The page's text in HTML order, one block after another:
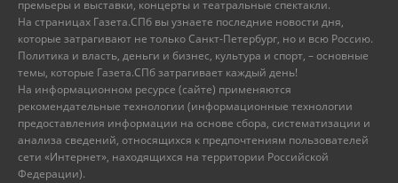
премьеры и выставки, концерты и театральные спектакли.
На страницах Газета.СПб вы узнаете последние новости дня,
которые затрагивают не только Санкт-Петербург, но и всю Россию.
Политика и власть, деньги и бизнес, культура и спорт, – основные
темы, которые Газета.СПб затрагивает каждый день!
На информационном ресурсе (сайте) применяются
рекомендательные технологии (информационные технологии
предоставления информации на основе сбора, систематизации и
анализа сведений, относящихся к предпочтениям пользователей
сети «Интернет», находящихся на территории Российской
Федерации).